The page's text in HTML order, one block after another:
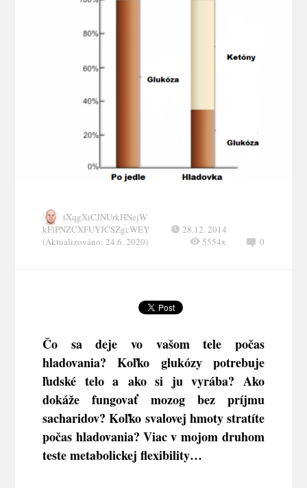
tXqgXiCJNUrkHNejW
kFlPNZCXFUYJCSZgcWEY
28.12. 2014
(Aktualizováno: 24.6. 2020)
0
5554x
Čo sa deje vo vašom tele počas
hladovania? Koľko glukózy potrebuje
ľudské telo a ako si ju vyrába? Ako
dokáže fungovať mozog bez príjmu
sacharidov? Koľko svalovej hmoty stratíte
počas hladovania? Viac v mojom druhom
teste metabolickej flexibility…